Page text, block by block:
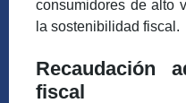
consumidores de alto
la sostenibilidad fiscal.
Recaudación
fiscal